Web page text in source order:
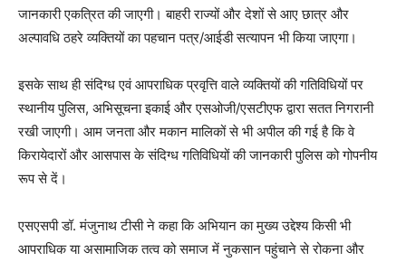
जानकारी एकत्रित की जाएगी। बाहरी राज्यों और देशों से आए छात्र और
अल्पावधि ठहरे व्यक्तियों का पहचान पत्र/आईडी सत्यापन भी किया जाएगा।
इसके साथ ही संदिग्ध एवं आपराधिक प्रवृत्ति वाले व्यक्तियों की गतिविधियों पर
स्थानीय पुलिस, अभिसूचना इकाई और एसओजी/एसटीएफ द्वारा सतत निगरानी
रखी जाएगी। आम जनता और मकान मालिकों से भी अपील की गई है कि वे
किरायेदारों और आसपास के संदिग्ध गतिविधियों की जानकारी पुलिस को गोपनीय
रूप से दें।
एसएसपी डॉ. मंजुनाथ टीसी ने कहा कि अभियान का मुख्य उद्देश्य किसी भी
आपराधिक या असामाजिक तत्व को समाज में नुकसान पहुंचाने से रोकना और